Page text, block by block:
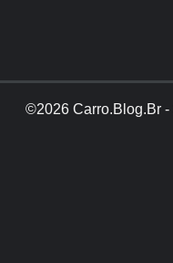
©2026 Carro.Blog.Br -